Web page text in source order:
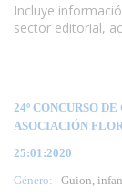
Incluye
sector editorial,
24º CONCURSO
ASOCIACIÓN
25:01:2020
Género: Guion,